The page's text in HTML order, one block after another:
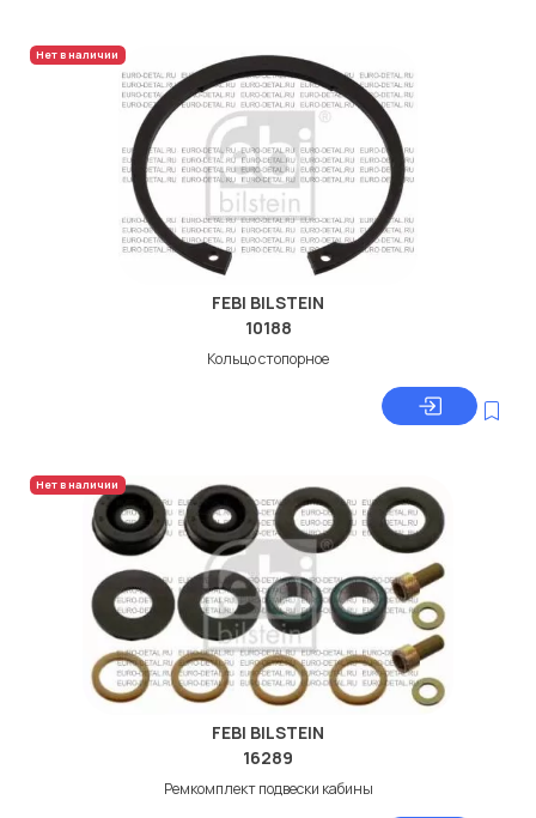
Нет в наличии
FEBI BILSTEIN
10188
Кольцо стопорное
Нет в наличии
FEBI BILSTEIN
16289
Ремкомплект подвески кабины